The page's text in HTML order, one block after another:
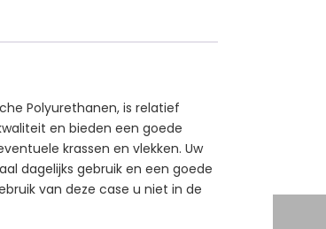
Polyurethanen, is relatief
en bieden een goede
krassen en vlekken. Uw
dagelijks gebruik en een goede
van deze case u niet in de